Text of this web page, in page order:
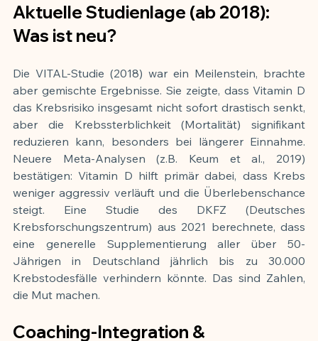
Aktuelle Studienlage (ab 2018):
Was ist neu?
Die VITAL-Studie (2018) war ein Meilenstein, brachte
aber gemischte Ergebnisse. Sie zeigte, dass Vitamin D
das Krebsrisiko insgesamt nicht sofort drastisch senkt,
aber die Krebssterblichkeit (Mortalität) signifikant
reduzieren kann, besonders bei längerer Einnahme.
Neuere Meta-Analysen (z.B. Keum et al., 2019)
bestätigen: Vitamin D hilft primär dabei, dass Krebs
weniger aggressiv verläuft und die Überlebenschance
steigt. Eine Studie des DKFZ (Deutsches
Krebsforschungszentrum) aus 2021 berechnete, dass
eine generelle Supplementierung aller über 50-
Jährigen in Deutschland jährlich bis zu 30.000
Krebstodesfälle verhindern könnte. Das sind Zahlen,
die Mut machen.
Coaching-Integration &